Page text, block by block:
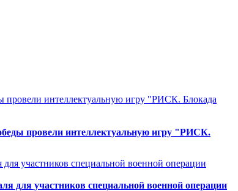
провели интеллектуальную игру "РИСК.
для участников специальной военной операции